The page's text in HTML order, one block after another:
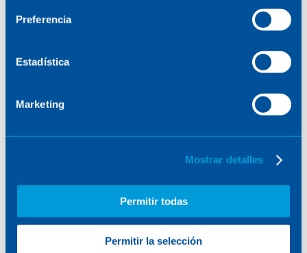
Preferencia
Estadística
Marketing
Mostrar detalles
Permitir todas
Permitir la selección